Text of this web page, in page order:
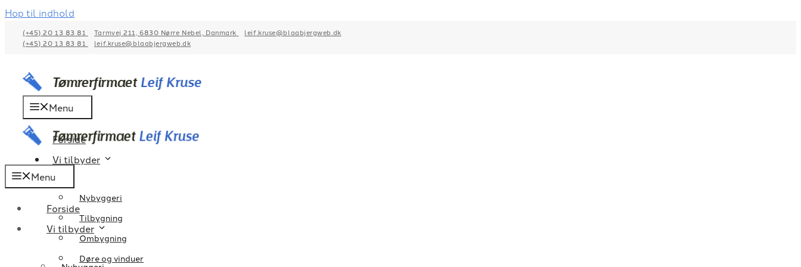
Hop til indhold
(+45) 20 13 83 81 Tarmvej 211, 6830 Nørre Nebel, Danmark
leif.kruse@blaabjergweb.dk
(+45) 20 13 83 81
leif.kruse@blaabjergweb.dk
Menu
Forside
Vi tilbyder
Nybyggeri
Tilbygning
Ombygning
Døre og vinduer
Menu
Forside
Vi tilbyder